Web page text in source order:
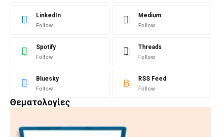
LinkedIn
Follow
Medium
Follow
Spotify
Follow
Threads
Follow
Bluesky
Follow
RSS Feed
Follow
Θεματολογίες